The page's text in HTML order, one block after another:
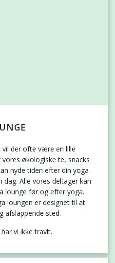
vil der ofte være en lille
økologiske te, snacks
nyde tiden efter din yoga
dag. Alle vores deltager kan
lounge før og efter yoga.
loungen er designet til at
afslappende sted.
har vi ikke travlt.